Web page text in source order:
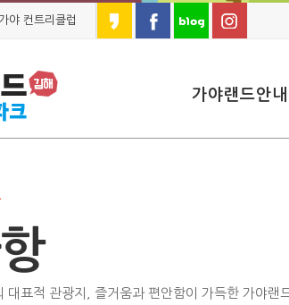
가야 컨트리클럽
가야랜드안내
대표적 관광지, 즐거움과 편안함이 가득한 가야랜